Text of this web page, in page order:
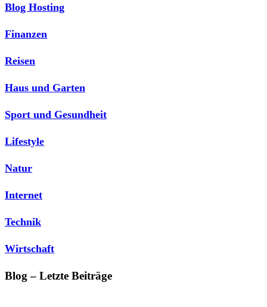
Blog Hosting
Finanzen
Reisen
Haus und Garten
Sport und Gesundheit
Lifestyle
Natur
Internet
Technik
Wirtschaft
Blog – Letzte Beiträge